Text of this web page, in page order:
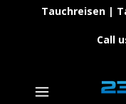
Tauchreisen |
Call